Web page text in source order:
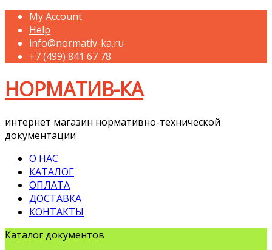
My Account
Help
info@normativ-ka.ru
+7 (499) 841 67 78
НОРМАТИВ-КА
интернет магазин нормативно-технической
документации
О НАС
КАТАЛОГ
ОПЛАТА
ДОСТАВКА
КОНТАКТЫ
Каталог документов